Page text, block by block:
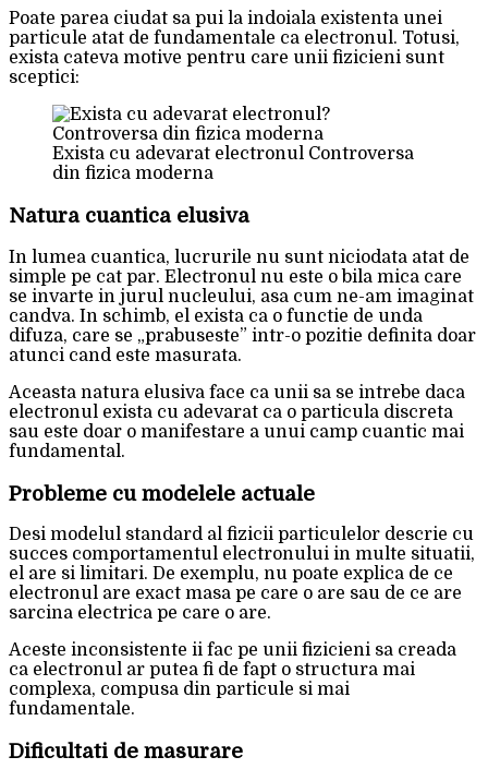
Poate parea ciudat sa pui la indoiala existenta unei
particule atat de fundamentale ca electronul. Totusi,
exista cateva motive pentru care unii fizicieni sunt
sceptici:
Exista cu adevarat electronul Controversa
din fizica moderna
Natura cuantica elusiva
In lumea cuantica, lucrurile nu sunt niciodata atat de
simple pe cat par. Electronul nu este o bila mica care
se invarte in jurul nucleului, asa cum ne-am imaginat
candva. In schimb, el exista ca o functie de unda
difuza, care se „prabuseste” intr-o pozitie definita doar
atunci cand este masurata.
Aceasta natura elusiva face ca unii sa se intrebe daca
electronul exista cu adevarat ca o particula discreta
sau este doar o manifestare a unui camp cuantic mai
fundamental.
Probleme cu modelele actuale
Desi modelul standard al fizicii particulelor descrie cu
succes comportamentul electronului in multe situatii,
el are si limitari. De exemplu, nu poate explica de ce
electronul are exact masa pe care o are sau de ce are
sarcina electrica pe care o are.
Aceste inconsistente ii fac pe unii fizicieni sa creada
ca electronul ar putea fi de fapt o structura mai
complexa, compusa din particule si mai
fundamentale.
Dificultati de masurare